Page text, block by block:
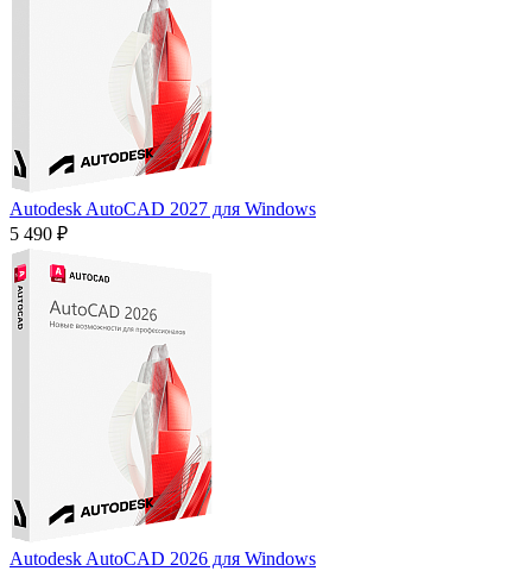
Autodesk AutoCAD 2027 для Windows
5 490 ₽
Autodesk AutoCAD 2026 для Windows